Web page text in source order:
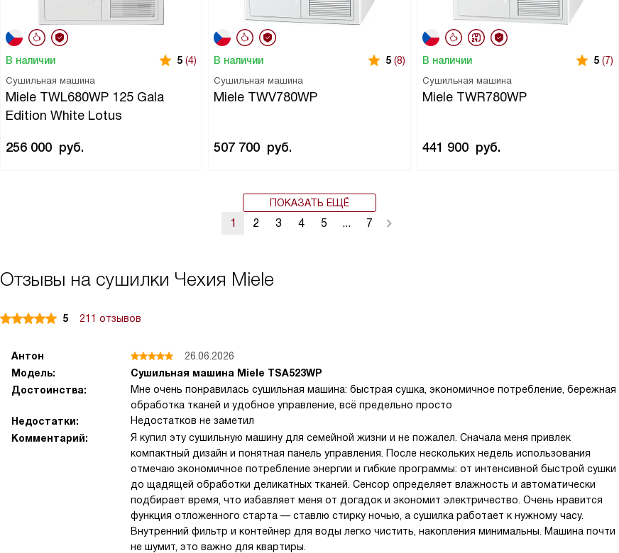
Сушильная машина
Miele TWL680WP 125 Gala
Edition White Lotus
В наличии 5 (4)
256 000 руб.
Сушильная машина
Miele TWV780WP
В наличии 5 (8)
507 700 руб.
Сушильная машина
Miele TWR780WP
В наличии 5 (7)
441 900 руб.
ПОКАЗАТЬ ЕЩЁ
1 2 3 4 5 ... 7
Отзывы на сушилки Чехия Miele
5 211 отзывов
Антон
26.06.2026
Модель:
Сушильная машина Miele TSA523WP
Достоинства:
Мне очень понравилась сушильная машина: быстрая сушка, экономичное потребление, бережная
обработка тканей и удобное управление, всё предельно просто
Недостатки:
Недостатков не заметил
Комментарий:
Я купил эту сушильную машину для семейной жизни и не пожалел. Сначала меня привлек
компактный дизайн и понятная панель управления. После нескольких недель использования
отмечаю экономичное потребление энергии и гибкие программы: от интенсивной быстрой сушки
до щадящей обработки деликатных тканей. Сенсор определяет влажность и автоматически
подбирает время, что избавляет меня от догадок и экономит электричество. Очень нравится
функция отложенного старта — ставлю стирку ночью, а сушилка работает к нужному часу.
Внутренний фильтр и контейнер для воды легко чистить, накопления минимальны. Машина почти
не шумит, это важно для квартиры.